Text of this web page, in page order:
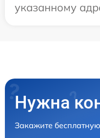
указанному
Нужна
Закажите